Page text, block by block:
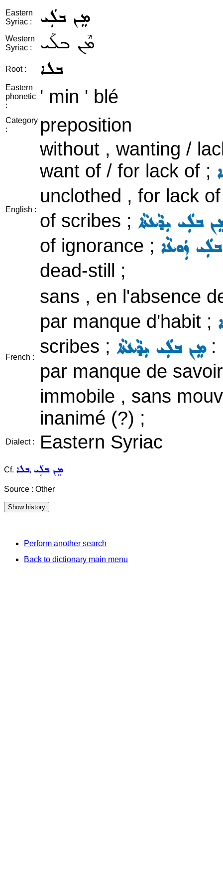
Eastern
Syriac :
ܡܸܢ ܒܠܲܝ
Western
Syriac :
ܡܶܢ ܒܠܰܝ
Root : ܒܠܐ
Eastern
phonetic
:
' min ' blé
Category
:
preposition
English :
without , wanting /
want of / for lack of ;
unclothed , for lack
of scribes ; ܒܠܲܝ ܝܼܕܵܥܬܵܐ
of ignorance ; ܒܠܲܝ ܙܲܘܥܵܐ
dead-still ;
French :
sans , en l'absence
par manque d'habit ;
scribes ; ܡܸܢ ܒܠܲܝ ܝܼܕܵܥܬܵܐ:
par manque de
immobile , sans
inanimé (?) ;
Dialect : Eastern Syriac
Cf. ܒܠܐ, ܒܠܲܝ, ܡܸܢ
Source : Other
Perform another search
Back to dictionary main menu